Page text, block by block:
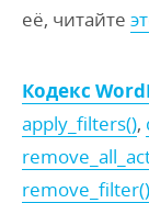
её, читайте
Кодекс
apply_filters(),
remove_filter()